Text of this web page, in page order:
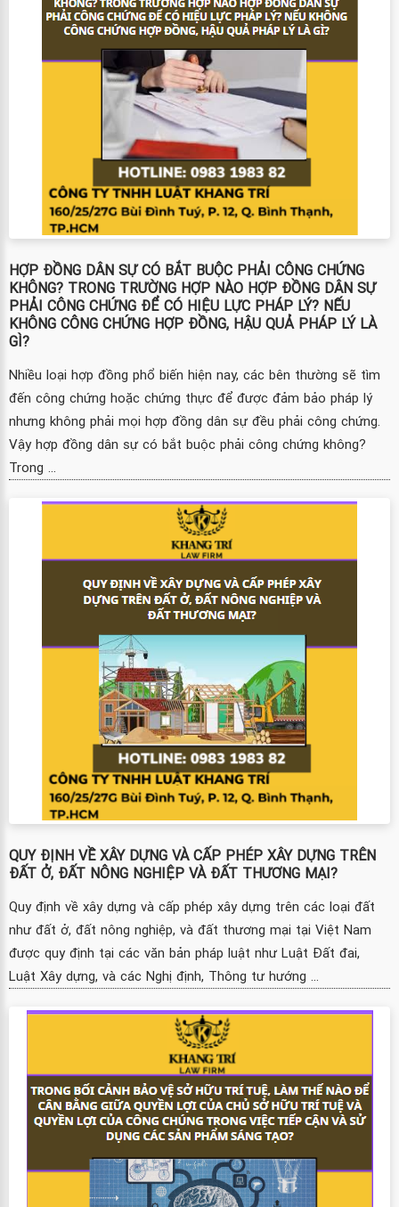
HỢP ĐỒNG DÂN SỰ CÓ BẮT BUỘC PHẢI CÔNG CHỨNG
KHÔNG? TRONG TRƯỜNG HỢP NÀO HỢP ĐỒNG DÂN SỰ
PHẢI CÔNG CHỨNG ĐỂ CÓ HIỆU LỰC PHÁP LÝ? NẾU
KHÔNG CÔNG CHỨNG HỢP ĐỒNG, HẬU QUẢ PHÁP LÝ LÀ
GÌ?
Nhiều loại hợp đồng phổ biến hiện nay, các bên thường sẽ tìm
đến công chứng hoặc chứng thực để được đảm bảo pháp lý
nhưng không phải mọi hợp đồng dân sự đều phải công chứng.
Vậy hợp đồng dân sự có bắt buộc phải công chứng không?
Trong ...
QUY ĐỊNH VỀ XÂY DỰNG VÀ CẤP PHÉP XÂY DỰNG TRÊN
ĐẤT Ở, ĐẤT NÔNG NGHIỆP VÀ ĐẤT THƯƠNG MẠI?
Quy định về xây dựng và cấp phép xây dựng trên các loại đất
như đất ở, đất nông nghiệp, và đất thương mại tại Việt Nam
được quy định tại các văn bản pháp luật như Luật Đất đai,
Luật Xây dựng, và các Nghị định, Thông tư hướng ...